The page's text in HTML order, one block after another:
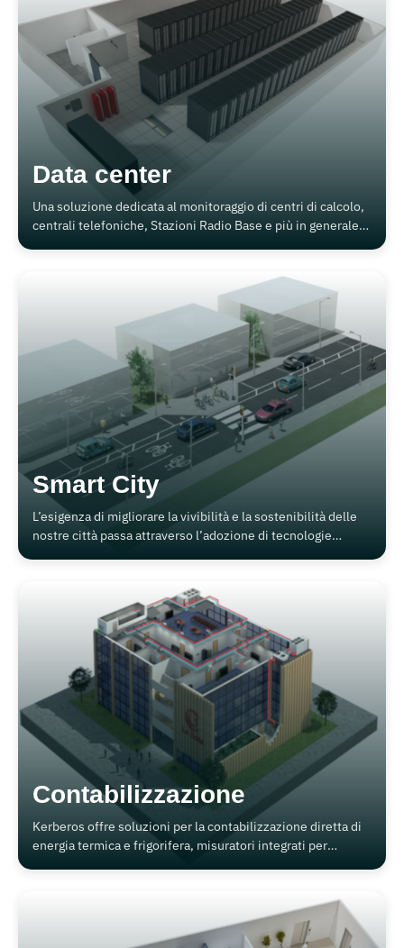
Data center
Una soluzione dedicata al monitoraggio di centri di calcolo,
centrali telefoniche, Stazioni Radio Base e più in generale
Smart City
L’esigenza di migliorare la vivibilità e la sostenibilità delle
nostre città passa attraverso l’adozione di tecnologie
Contabilizzazione
Kerberos offre soluzioni per la contabilizzazione diretta di
energia termica e frigorifera, misuratori integrati per